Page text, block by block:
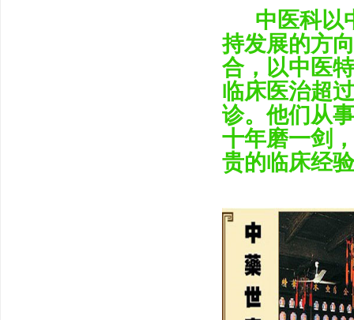
中医科以
持发展的方
合，以中医
临床医治超
诊。他们从
十年磨一剑
贵的临床经